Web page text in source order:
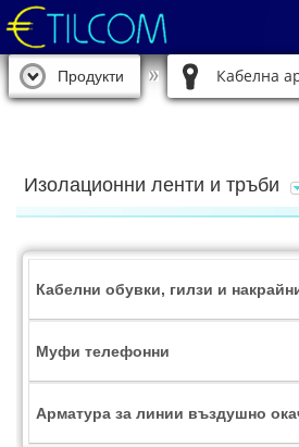
Продукти Кабелна
Изолационни ленти и тръби
Кабелни обувки, гилзи и
Муфи телефонни
Арматура за линии въздушно